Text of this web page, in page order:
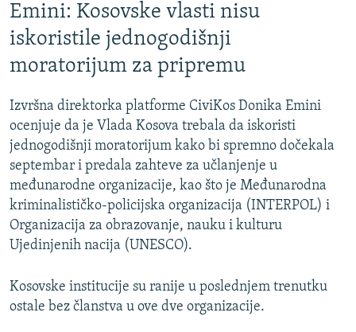
Emini: Kosovske vlasti nisu
iskoristile jednogodišnji
moratorijum za pripremu
Izvršna direktorka platforme CiviKos Donika Emini
ocenjuje da je Vlada Kosova trebala da iskoristi
jednogodišnji moratorijum kako bi spremno dočekala
septembar i predala zahteve za učlanjenje u
međunarodne organizacije, kao što je Međunarodna
kriminalističko-policijska organizacija (INTERPOL) i
Organizacija za obrazovanje, nauku i kulturu
Ujedinjenih nacija (UNESCO).
Kosovske institucije su ranije u poslednjem trenutku
ostale bez članstva u ove dve organizacije.